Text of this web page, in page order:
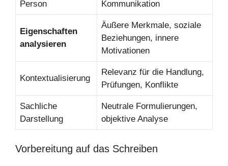
Person Kommunikation
Eigenschaften
analysieren
Äußere Merkmale, soziale
Beziehungen, innere
Motivationen
Kontextualisierung
Relevanz für die Handlung,
Prüfungen, Konflikte
Sachliche
Darstellung
Neutrale Formulierungen,
objektive Analyse
Vorbereitung auf das Schreiben